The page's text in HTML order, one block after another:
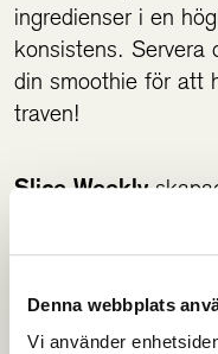
Denna webbplats
Vi använder
ingredienser i en
konsistens. Servera
din smoothie för att
traven!
Slice Weekly
hemmaträning
genom korta och
i hemmamiljö. Läs